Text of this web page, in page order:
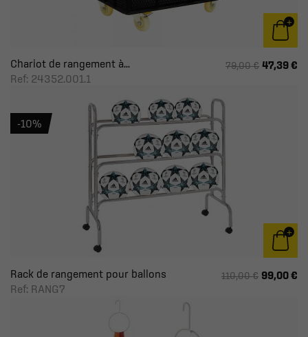
Chariot de rangement à...
Ref: 24352.001.1
79,00 € 47,39 €
Rack de rangement pour ballons
Ref: RANG7
110,00 € 99,00 €
-10%